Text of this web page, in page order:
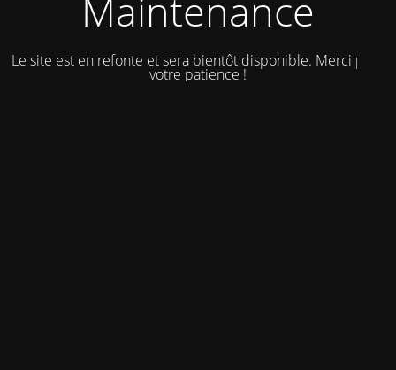
Maintenance
Le site est en refonte et sera bientôt disponible. Merci pour
votre patience !